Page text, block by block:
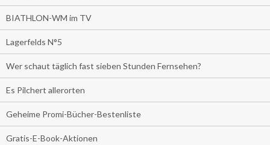
BIATHLON-WM im TV
Lagerfelds N°5
Wer schaut täglich fast sieben Stunden Fernsehen?
Es Pilchert allerorten
Geheime Promi-Bücher-Bestenliste
Gratis-E-Book-Aktionen